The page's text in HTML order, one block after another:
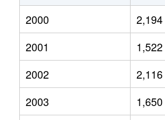
2000
2,194
2001
1,522
2002
2,116
2003
1,650